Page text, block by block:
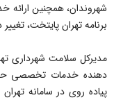
شهروندان، همچنین ارائه
برنامه تهران پایتخت،
مدیرکل سلامت شهرداری
دهنده خدمات تخصصی
پیاده روی در سامانه